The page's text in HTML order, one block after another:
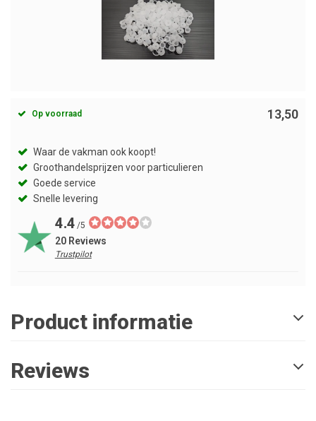
Op voorraad 13,50
Waar de vakman ook koopt!
Groothandelsprijzen voor particulieren
Goede service
Snelle levering
4.4 /5
20 Reviews
Trustpilot
Product informatie
Reviews